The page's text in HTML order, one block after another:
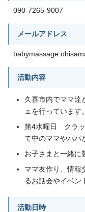
090-7265-9007
メールアドレス
活動内容
久喜市内でママ達
ェを行っています。
第4水曜日 クラッ
て中のママやパパ
お子さまと一緒に
ママ友作り、情報
るお話会やイベン
活動日時